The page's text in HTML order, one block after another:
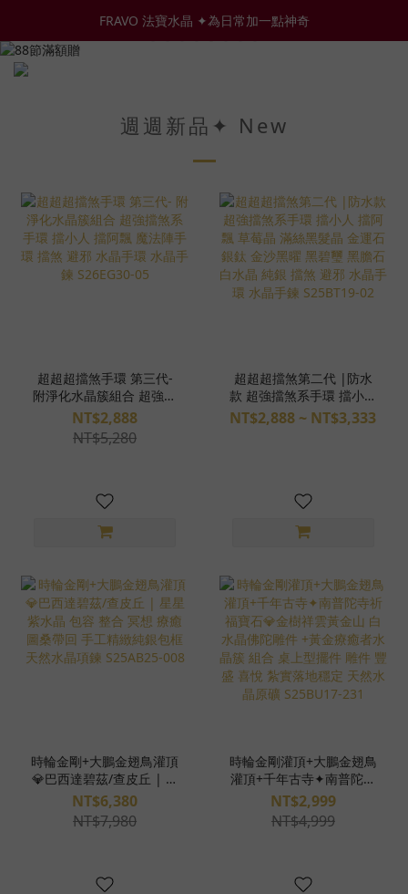
FRAVO 法寶水晶 ✦為日常加一點神奇
週週新品✦ New
超超超擋煞手環 第三代-
附淨化水晶簇組合 超強擋
煞系手環 擋小人 擋阿飄
魔法陣手環 擋煞 避邪 水
晶手環 水晶手鍊
NT$2,888
NT$5,280
超超超擋煞第二代 |防水
款 超強擋煞系手環 擋小人
擋阿飄 草莓晶 滿絲黑髮晶
金運石 銀鈦 金沙黑曜 黑
NT$2,888 ~ NT$3,333
時輪金剛+大鵬金翅鳥灌頂
💎巴西達碧茲/查皮丘 | 星
星紫水晶 包容 整合 冥想
療癒 圖桑帶回 手工精緻純
銀包框 天然水晶項鍊
NT$6,380
NT$7,980
時輪金剛灌頂+大鵬金翅鳥
灌頂+千年古寺✦南普陀寺
祈福寶石💎金樹祥雲黃金
山 白水晶佛陀雕件 +黃金
療癒者水晶簇 組合 桌上型
S25BU17-231
NT$2,999
NT$4,999